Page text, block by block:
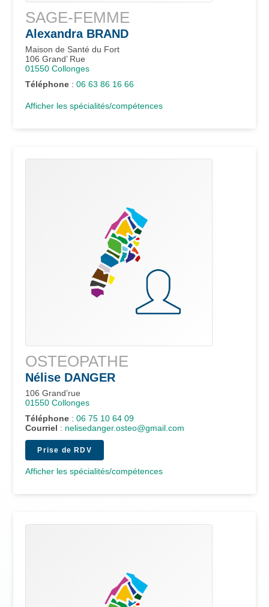
SAGE-FEMME
Alexandra BRAND
Maison de Santé du Fort
106 Grand’ Rue
01550 Collonges
Téléphone : 06 63 86 16 66
Afficher les spécialités/compétences
OSTEOPATHE
Nélise DANGER
106 Grand’rue
01550 Collonges
Téléphone : 06 75 10 64 09
Courriel : nelisedanger.osteo@gmail.com
Prise de RDV
Afficher les spécialités/compétences